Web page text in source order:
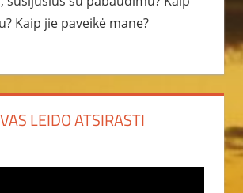
Kaip jie paveikė mane?
LEIDO ATSIRASTI